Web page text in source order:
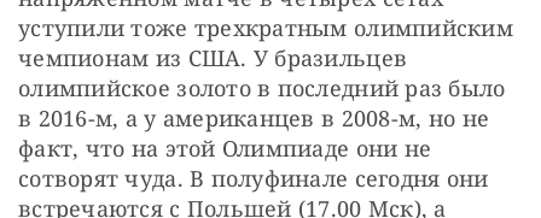
уступили тоже трехкратным олимпийским
чемпионам из США. У бразильцев
олимпийское золото в последний раз было
в 2016-м, а у американцев в 2008-м, но не
факт, что на этой Олимпиаде они не
сотворят чуда. В полуфинале сегодня они
встречаются с Польшей (17.00 Мск), а